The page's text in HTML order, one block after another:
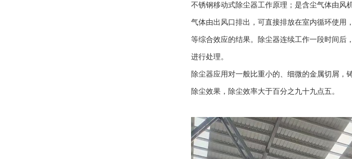
不锈钢移动式除尘器工作原理；是含尘气体由风
气体由出风口排出，可直接排放在室内循环使用
等综合效应的结果。除尘器连续工作一段时间后
进行处理。
除尘器应用对一般比重小的、细微的金属切屑，
除尘效果，除尘效率大于百分之九十九点五。